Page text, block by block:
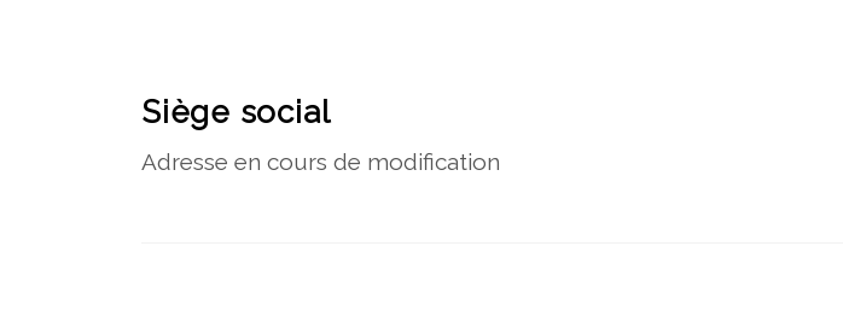
Siège social
Adresse en cours de modification